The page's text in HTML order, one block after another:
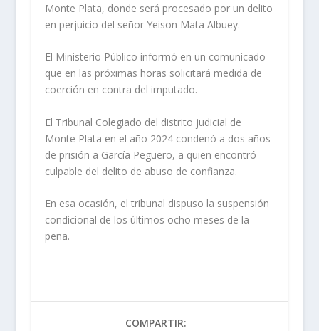
Monte Plata, donde será procesado por un delito
en perjuicio del señor Yeison Mata Albuey.
El Ministerio Público informó en un comunicado
que en las próximas horas solicitará medida de
coerción en contra del imputado.
El Tribunal Colegiado del distrito judicial de
Monte Plata en el año 2024 condenó a dos años
de prisión a García Peguero, a quien encontró
culpable del delito de abuso de confianza.
En esa ocasión, el tribunal dispuso la suspensión
condicional de los últimos ocho meses de la
pena.
COMPARTIR: